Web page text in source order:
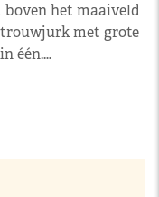
het maaiveld
met grote
één.…